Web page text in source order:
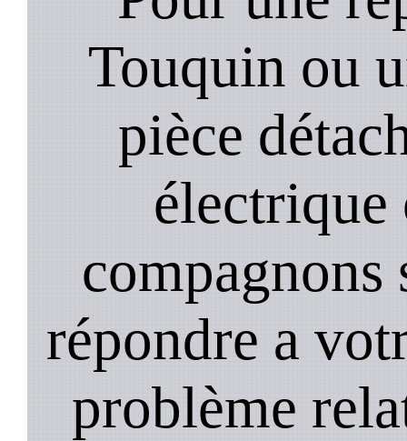
Touquin ou
pièce
électrique
compagnons
répondre a
problème